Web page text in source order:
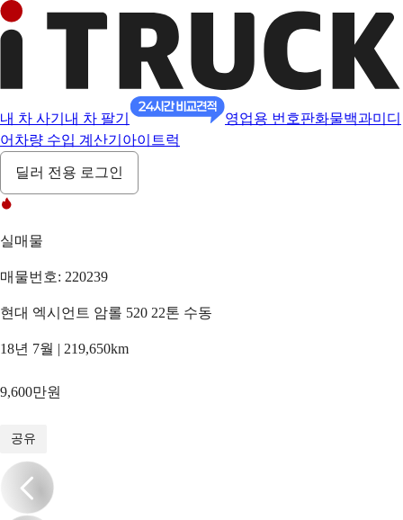
내 차 사기 내 차 팔기 영업용 번호판화물백과미디
어 차량 수입 계산기 아이트럭
딜러 전용 로그인
실매물
매물번호: 220239
현대 엑시언트 암롤 520 22톤 수동
18년 7월 | 219,650km
9,600만원
공유
/20